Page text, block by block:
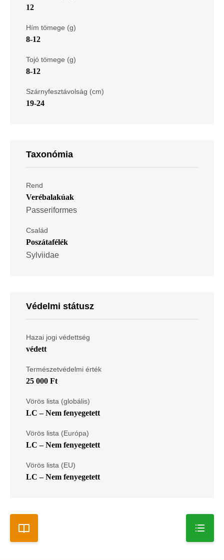
12
Hím tömege (g)
8-12
Tojó tömege (g)
8-12
Szárnyfesztávolság (cm)
19-24
Taxonómia
Rend
Verébalakúak
Passeriformes
Család
Poszátafélék
Sylviidae
Védelmi státusz
Hazai jogi védettség
védett
Természetvédelmi érték
25 000 Ft
Vörös lista (globális)
LC – Nem fenyegetett
Vörös lista (Európa)
LC – Nem fenyegetett
Vörös lista (EU)
LC – Nem fenyegetett